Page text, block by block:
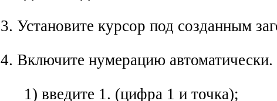
3. Установите курсор под созданным
4. Включите нумерацию автоматически.
1) введите 1. (цифра 1 и точка);